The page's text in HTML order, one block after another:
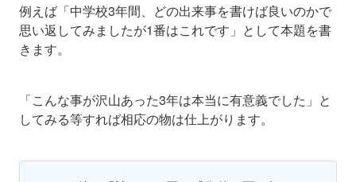
例えば「中学校3年間、どの出来事を書けば良いのかで
思い返してみましたが1番はこれです」として本題を書
きます。
「こんな事が沢山あった3年は本当に有意義でした」と
してみる等すれば相応の物は仕上がります。